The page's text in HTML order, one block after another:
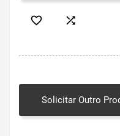
 
Solicitar Outro